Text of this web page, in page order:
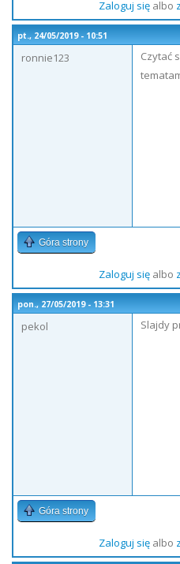
Zaloguj sięalbo
pt., 24/05/2019 - 10:51
ronnie123
Czytać
Góra strony
Zaloguj sięalbo
pon., 27/05/2019 - 13:31
pekol
Slajdy
Góra strony
Zaloguj sięalbo